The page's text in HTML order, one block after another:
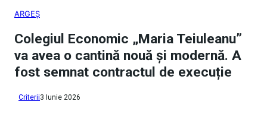
ARGEȘ
Colegiul Economic „Maria Teiuleanu”
va avea o cantină nouă și modernă. A
fost semnat contractul de execuție
Criterii3 Iunie 2026